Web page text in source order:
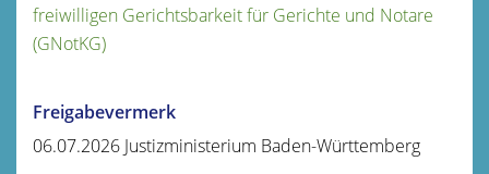
freiwilligen Gerichtsbarkeit für Gerichte und Notare
(GNotKG)
Freigabevermerk
06.07.2026 Justizministerium Baden-Württemberg